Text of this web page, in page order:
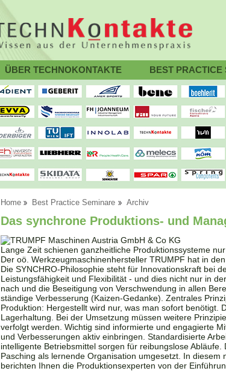
ÜBER TECHNOKONTAKTE BEST PRACTICE
Home Best Practice Seminare Archiv
Das synchrone Produktions- und
Lange Zeit schienen ganzheitliche Produktionssysteme
Der oö. Werkzeugmaschinenhersteller TRUMPF hat in
Die SYNCHRO-Philosophie steht für Innovationskraft bei
Leistungsfähigkeit und Flexibilität - und dies nicht nur in
nach und die Beseitigung von Verschwendung in allen
ständige Verbesserung (Kaizen-Gedanke). Zentrales
Produktion: Hergestellt wird nur, was man sofort benötigt.
Lagerhaltung. Bei der Umsetzung müssen weitere
verfolgt werden. Wichtig sind informierte und engagierte
und Verbesserungen aktiv einbringen. Standardisierte
intelligente Betriebsmittel sorgen für reibungslose Abläufe.
Pasching als lernende Organisation umgesetzt. In diesem
berichten Ihnen die Produktionsexperten von der